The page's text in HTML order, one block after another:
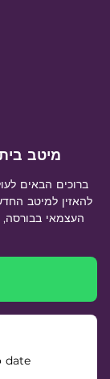
מיטב
ברוכים הבאים
להאזין למיטב
העצמאי בבורסה,
date